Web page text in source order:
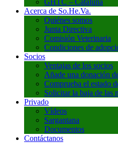
Acerca de So.He.Va.
Quiénes somos
Junta Directiva
Comisión Veterinaria
Condiciones de
Socios
Ventajas de los socios
Añade una donación
Comprueba el estado
Solicitar la baja de las
Privado
Vídeos
Sargantana
Documentos
Contáctanos